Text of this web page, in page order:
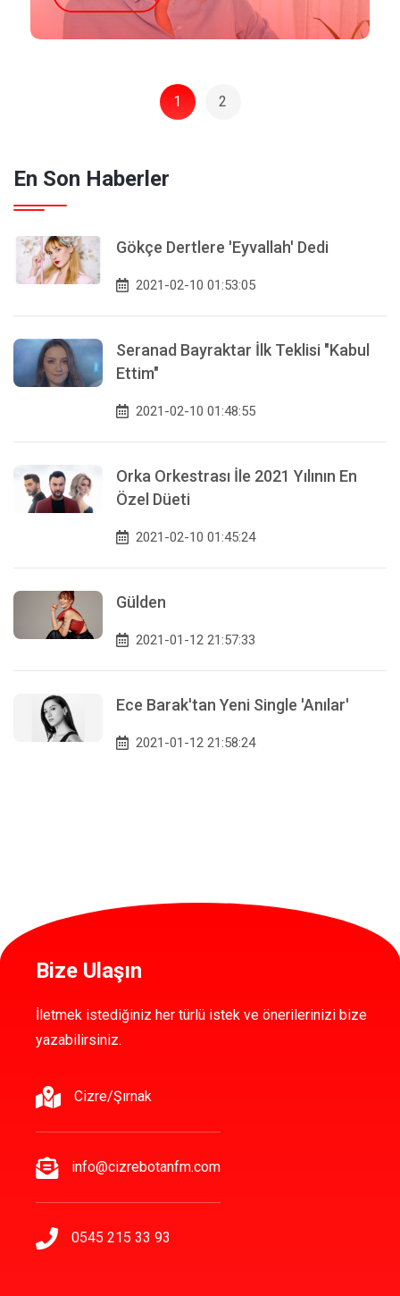
En Son Haberler
Gökçe Dertlere 'Eyvallah' Dedi
2021-02-10 01:53:05
Seranad Bayraktar İlk Teklisi "Kabul
Ettim"
2021-02-10 01:48:55
Orka Orkestrası İle 2021 Yılının En
Özel Düeti
2021-02-10 01:45:24
Gülden
2021-01-12 21:57:33
Ece Barak'tan Yeni Single 'Anılar'
2021-01-12 21:58:24
1 2
Bize Ulaşın
İletmek istediğiniz her türlü istek ve önerilerinizi bize
yazabilirsiniz.
Cizre/Şırnak
info@cizrebotanfm.com
0545 215 33 93